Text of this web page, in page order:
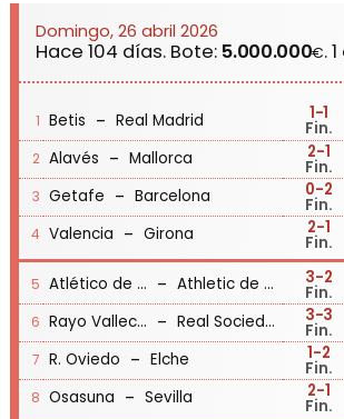
Domingo, 26 abril 2026
Hace 104 días. Bote: 5.000.000€.
1 Betis - Real Madrid 1-1
Fin.
2 Alavés - Mallorca 2-1
Fin.
3 Getafe - Barcelona 0-2
Fin.
4 Valencia - Girona 2-1
Fin.
5 Atlético de Madrid - Athletic de Bilbao 3-2
Fin.
6 Rayo Vallecano - Real Sociedad 3-3
Fin.
7 R. Oviedo - Elche 1-2
Fin.
8 Osasuna - Sevilla 2-1
Fin.